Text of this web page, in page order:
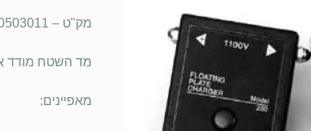
מק"ט – 40503011
מד השטח מודד
מאפיינים: